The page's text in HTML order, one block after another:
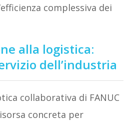
complessiva dei
alla logistica:
dell’industria
collaborativa di FANUC
concreta per